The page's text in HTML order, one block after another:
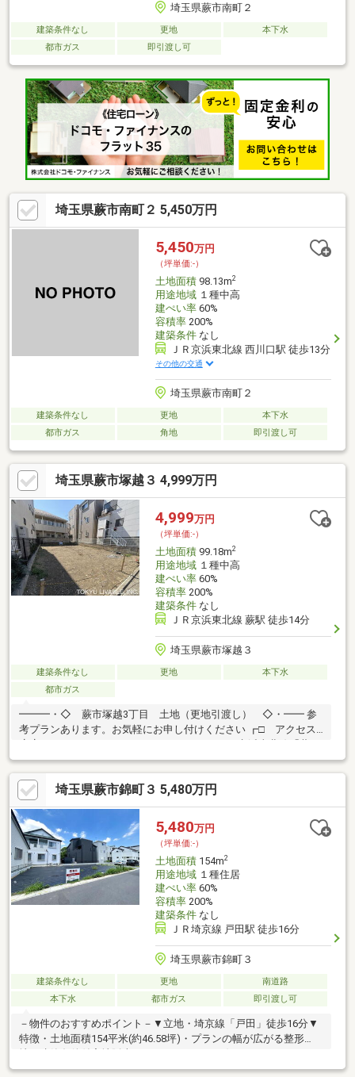
埼玉県蕨市南町２
建築条件なし 更地
本下水
都市ガス
即引渡し可
埼玉県蕨市南町２ 5,450万円
5,450万円
（坪単価:-）
土地面積98.13m2
用途地域１種中高
建ぺい率60%
容積率200%
建築条件なし
ＪＲ京浜東北線 西川口駅 徒歩13分
その他の交通
埼玉県蕨市南町２
建築条件なし 更地
本下水
都市ガス
角地 即引渡し可
埼玉県蕨市塚越３ 4,999万円
4,999万円
（坪単価:-）
土地面積99.18m2
用途地域１種中高
建ぺい率60%
容積率200%
建築条件なし
ＪＲ京浜東北線 蕨駅 徒歩14分
埼玉県蕨市塚越３
建築条件なし 更地
本下水
都市ガス
━━━・◇ 蕨市塚越3丁目 土地（更地引渡し） ◇・━━ 参
考プランあります。お気軽にお申し付けください ┏□ アクセス
駅より徒歩14分┏□ おすすめポイント
┗┻━━━━━━━━━━━━━━━━━・約98.79m2（29.88
坪）の整形地です・更地でのお引渡しとなるため、建物解体費用
がかかりません・建築条件付き売地ではないため、お好きなハウ
スメーカー・工務店での建築が可能です
埼玉県蕨市錦町３ 5,480万円
5,480万円
（坪単価:-）
土地面積154m2
用途地域１種住居
建ぺい率60%
容積率200%
建築条件なし
ＪＲ埼京線 戸田駅 徒歩16分
埼玉県蕨市錦町３
建築条件なし 更地
南道路
本下水
都市ガス 即引渡し可
－物件のおすすめポイント－▼立地・埼京線「戸田」徒歩16分▼
特徴・土地面積154平米(約46.58坪)・プランの幅が広がる整形
ー等で建築可能・南側が幅員約4mの公道に面し、陽当り良好・現